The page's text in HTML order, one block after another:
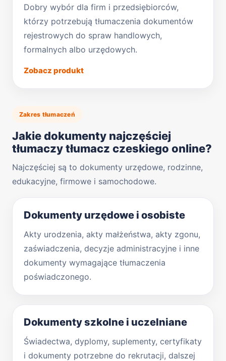
Dobry wybór dla firm i przedsiębiorców,
którzy potrzebują tłumaczenia dokumentów
rejestrowych do spraw handlowych,
formalnych albo urzędowych.
Zobacz produkt
Zakres tłumaczeń
Jakie dokumenty najczęściej
tłumaczy tłumacz czeskiego online?
Najczęściej są to dokumenty urzędowe, rodzinne,
edukacyjne, firmowe i samochodowe.
Dokumenty urzędowe i osobiste
Akty urodzenia, akty małżeństwa, akty zgonu,
zaświadczenia, decyzje administracyjne i inne
dokumenty wymagające tłumaczenia
poświadczonego.
Dokumenty szkolne i uczelniane
Świadectwa, dyplomy, suplementy, certyfikaty
i dokumenty potrzebne do rekrutacji, dalszej